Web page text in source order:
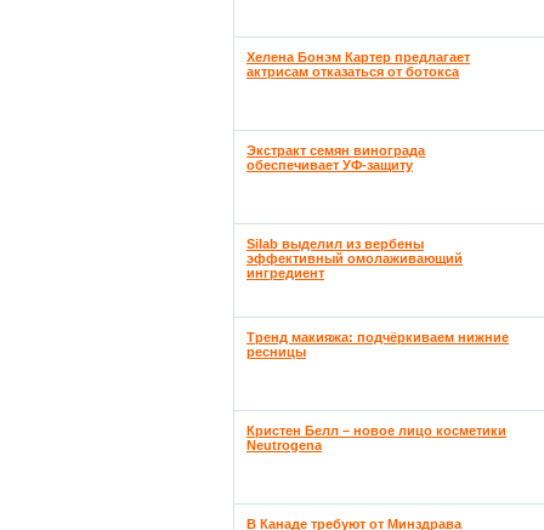
Хелена Бонэм Картер предлагает
актрисам отказаться от ботокса
Экстракт семян винограда
обеспечивает УФ-защиту
Silab выделил из вербены
эффективный омолаживающий
ингредиент
Тренд макияжа: подчёркиваем нижние
ресницы
Кристен Белл – новое лицо косметики
Neutrogena
В Канаде требуют от Минздрава